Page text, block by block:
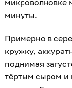
микроволновке
минуты.
Примерно в
кружку,
поднимая
тёртым сыром и